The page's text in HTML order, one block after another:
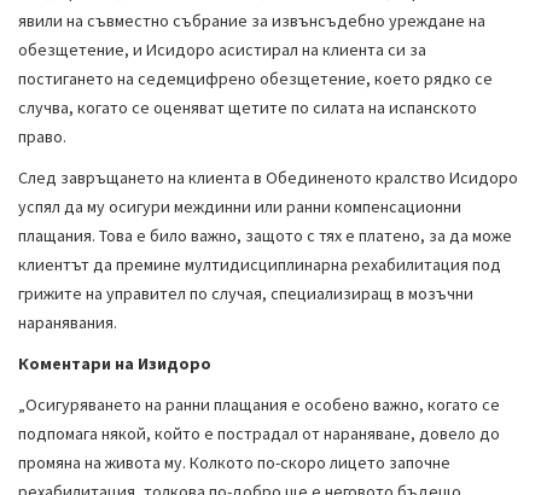
явили на съвместно събрание за извънсъдебно уреждане на
обезщетение, и Исидоро асистирал на клиента си за
постигането на седемцифрено обезщетение, което рядко се
случва, когато се оценяват щетите по силата на испанското
право.
След завръщането на клиента в Обединеното кралство Исидоро
успял да му осигури междинни или ранни компенсационни
плащания. Това е било важно, защото с тях е платено, за да може
клиентът да премине мултидисциплинарна рехабилитация под
грижите на управител по случая, специализиращ в мозъчни
наранявания.
Коментари на Изидоро
„Осигуряването на ранни плащания е особено важно, когато се
подпомага някой, който е пострадал от нараняване, довело до
промяна на живота му. Колкото по-скоро лицето започне